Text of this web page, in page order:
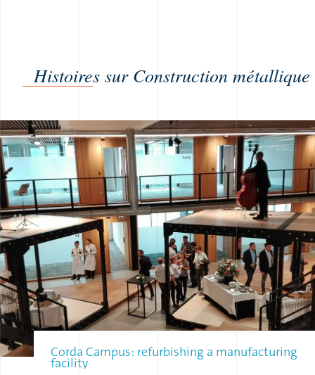
Histoires sur Construction métallique
Corda Campus: refurbishing a manufacturing
facility